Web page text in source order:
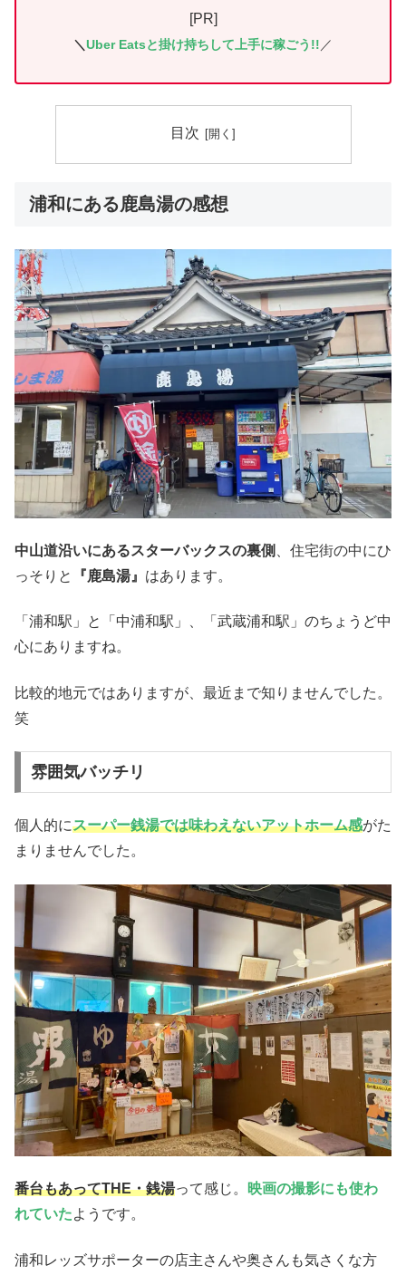
[PR]
＼Uber Eatsと掛け持ちして上手に稼ごう!! ／
目次
浦和にある鹿島湯の感想
中山道沿いにあるスターバックスの裏側
、住宅街の中にひ
っそりと
『鹿島湯』 はあります。
「浦和駅」と「中浦和駅」、「武蔵浦和駅」のちょうど中
心にありますね。
比較的地元ではありますが、最近まで知りませんでした。
笑
雰囲気バッチリ
個人的にスーパー銭湯では味わえないアットホーム感がた
まりませんでした。
番台もあってTHE・銭湯って感じ。
映画の撮影にも使わ
れていたようです。
浦和レッズサポーターの店主さんや奥さんも気さくな方